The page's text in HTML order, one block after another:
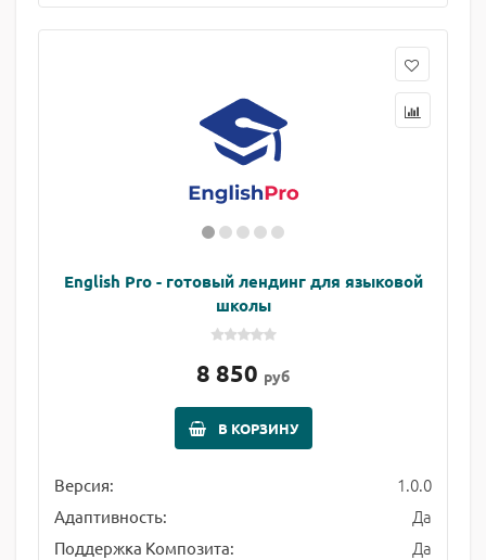
English Pro - готовый лендинг для языковой
школы
8 850 руб
В КОРЗИНУ
Версия: 1.0.0
Адаптивность: Да
Поддержка Композита: Да